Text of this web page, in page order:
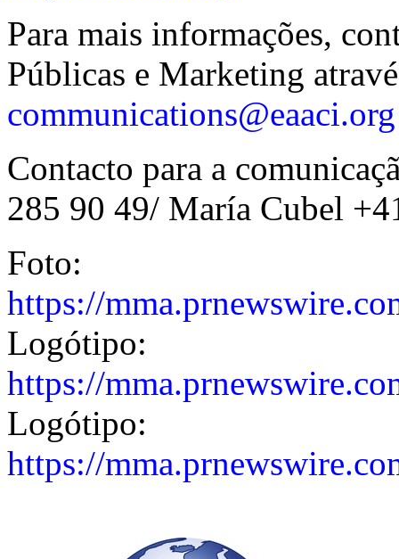
Para mais informações,
Públicas e Marketing
communications@eaaci.org
Contacto para a
285 90 49/ María Cubel
Foto:
https://
Logótipo:
https://
Logótipo:
https://